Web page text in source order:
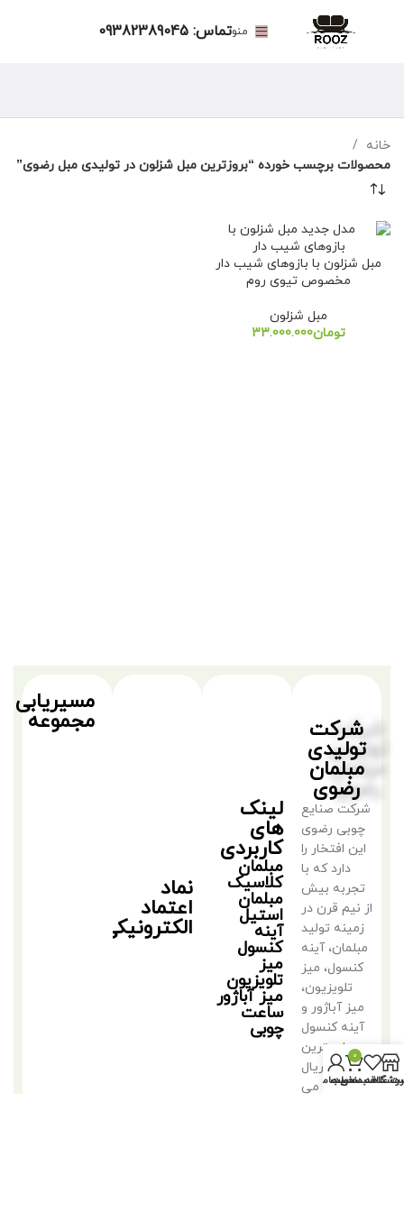
منوتماس: 09382389045
خانه
محصولات برچسب خورده “بروزترین مبل شزلون در تولیدی مبل رضوی”
مبل شزلون با بازوهای شیب دار
مخصوص تیوی روم
مبل شزلون
تومان
شرکت
تولیدی
مبلمان
رضوی
شرکت صنایع
چوبی رضوی
این افتخار را
دارد که با
تجربه بیش
از نیم قرن در
زمینه تولید
مبلمان، آینه
کنسول، میز
تلویزیون،
میز آباژور و
آینه کنسول
با بهترین
متریال
فعالیت می
لینک
های
کاربردی
مبلمان
کلاسیک
مبلمان
استیل
آینه
کنسول
میز
تلویزیون
میز آباژور
ساعت
چوبی
نماد
اعتماد
الکترونیکی
مسیریابی
مجموعه
علاقه مندی ها
0
سبد خرید
حساب من